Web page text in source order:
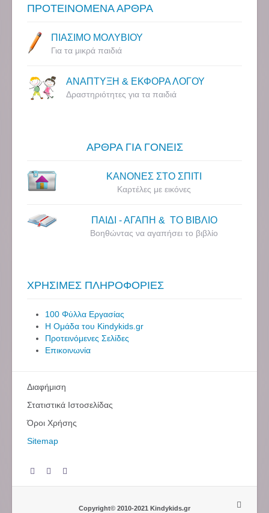
ΠΡΟΤΕΙΝΟΜΕΝΑ ΑΡΘΡΑ
ΠΙΑΣΙΜΟ ΜΟΛΥΒΙΟΥ
Για τα μικρά παιδιά
ΑΝΑΠΤΥΞΗ & ΕΚΦΟΡΑ ΛΟΓΟΥ
Δραστηριότητες για τα παιδιά
ΑΡΘΡΑ ΓΙΑ ΓΟΝΕΙΣ
ΚΑΝΟΝΕΣ ΣΤΟ ΣΠΙΤΙ
Καρτέλες με εικόνες
ΠΑΙΔΙ - ΑΓΑΠΗ & ΤΟ ΒΙΒΛΙΟ
Βοηθώντας να αγαπήσει το βιβλίο
ΧΡΗΣΙΜΕΣ ΠΛΗΡΟΦΟΡΙΕΣ
100 Φύλλα Εργασίας
Η Ομάδα του Kindykids.gr
Προτεινόμενες Σελίδες
Επικοινωνία
Διαφήμιση
Στατιστικά Ιστοσελίδας
Όροι Χρήσης
Sitemap
Copyright© 2010-2021 Kindykids.gr